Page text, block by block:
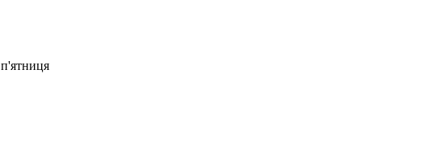
п'ятниця